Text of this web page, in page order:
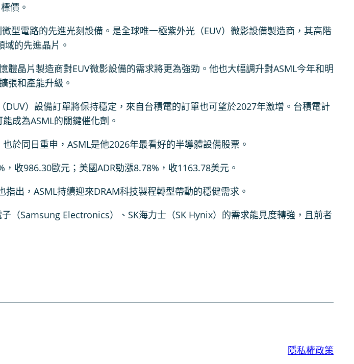
價。
型電路的先進光刻設備。是全球唯一極紫外光（EUV）微影設備製造商，其高階
的先進晶片。
體晶片製造商對EUV微影設備的需求將更為強勁。他也大幅調升對ASML今年和明
張和產能升級。
DUV）設備訂單將保持穩定，來自台積電的訂單也可望於2027年激增。台積電計
成為ASML的關鍵催化劑。
於同日重申，ASML是他2026年最看好的半導體設備股票。
收986.30歐元；美國ADR勁漲8.78%，收1163.78美元。
出，ASML持續迎來DRAM科技製程轉型帶動的穩健需求。
（Samsung Electronics）、SK海力士（SK Hynix）的需求能見度轉強，且前者
隱私權政策